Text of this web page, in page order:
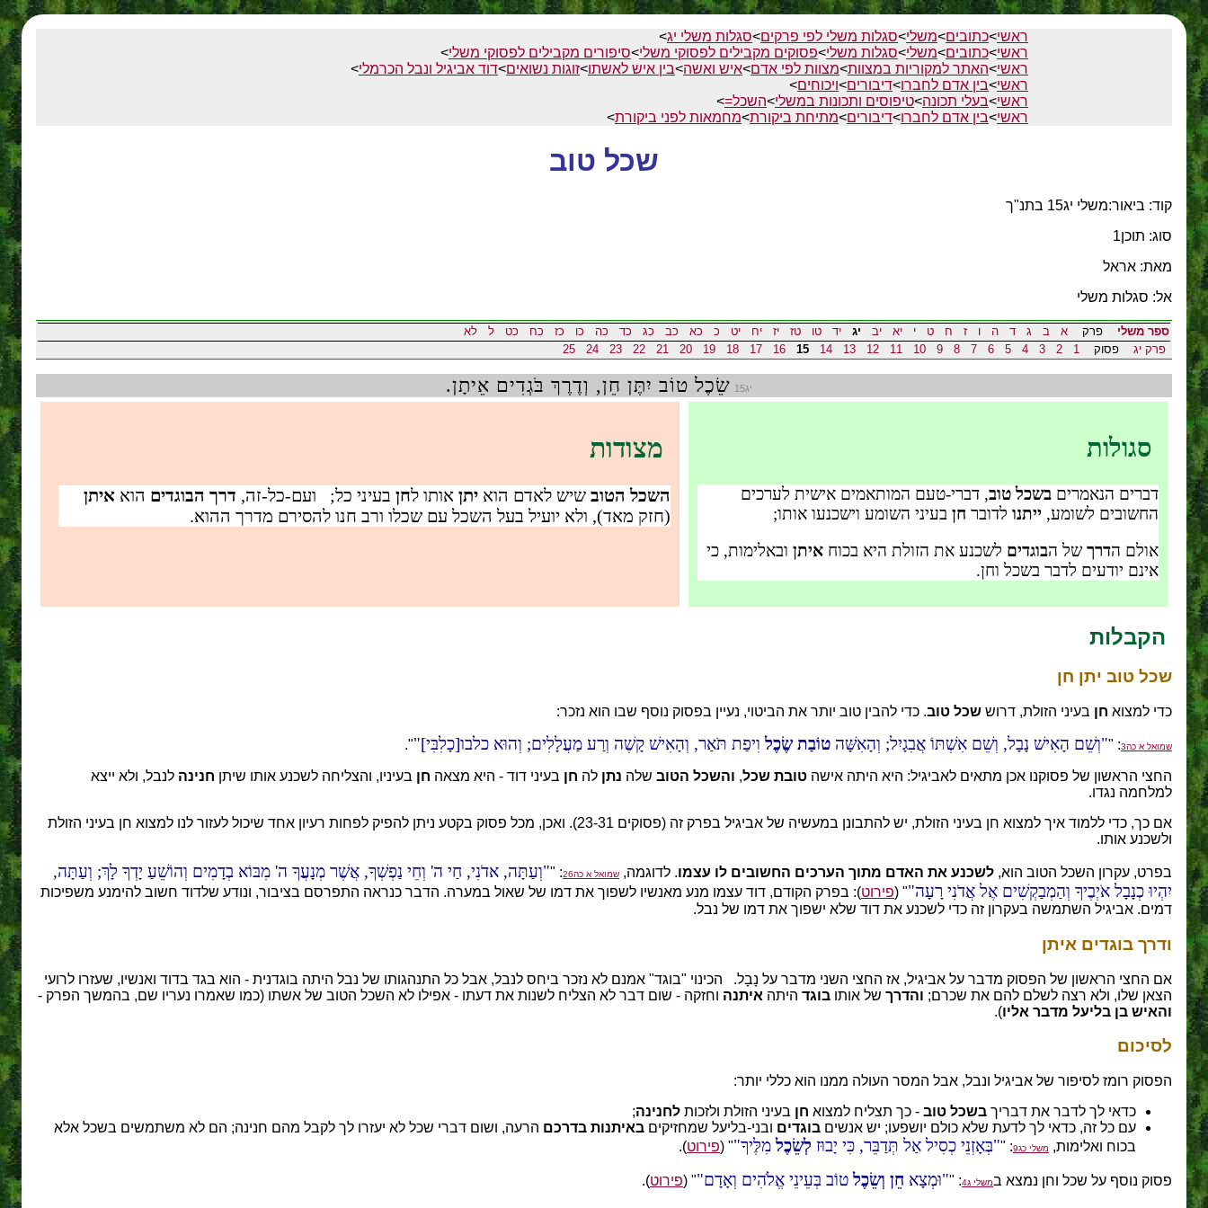
ראשי>כתובים>משלי>סגלות משלי לפי פרקים>סגלות משלי יג>
ראשי>כתובים>משלי>סגלות משלי>פסוקים מקבילים לפסוקי משלי>סיפורים מקבילים לפסוקי משלי>
ראשי>האתר למקוריות במצוות>מצוות לפי אדם>איש ואשה>בין איש לאשתו>זוגות נשואים>דוד אביגיל ונבל הכרמלי>
ראשי>בין אדם לחברו>דיבורים>ויכוחים>
ראשי>בעלי תכונה>טיפוסים ותכונות במשלי>השכל=>
ראשי>בין אדם לחברו>דיבורים>מתיחת ביקורת>מחמאות לפני ביקורת>
שכל טוב
קוד: ביאור:משלי יג15 בתנ"ך
סוג: תוכן1
מאת: אראל
אל: סגלות משלי
ספר משלי פרק א ב ג ד ה ו ז ח ט י יא יב יג יד טו טז יז יח יט כ כא כב כג כד כה כו כז כח כט ל
לא
פרק יג פסוק 1
2
3
4
5
6
7
8
9
10
11
12
13
14
15
16
17
18
19
20
21
22
23
24
25
יג15 שֵׂכֶל טוֹב יִתֶּן חֵן, וְדֶרֶךְ בֹּגְדִים אֵיתָן.
סגולות
דברים הנאמרים בשכל טוב, דברי-טעם המותאמים אישית לערכים
החשובים לשומע, ייתנו לדובר חן בעיני השומע וישכנעו אותו;
אולם הדרךשל הבוגדים לשכנע את הזולת היא בכוח איתן ובאלימות, כי
אינם יודעים לדבר בשכל וחן.
מצודות
השכל הטוב שיש לאדם הוא יתן אותו לחן בעיני כל; ועם-כל-זה, דרך הבוגדים הוא איתן
(חזק מאד), ולא יועיל בעל השכל עם שכלו ורב חנו להסירם מדרך ההוא.
הקבלות
שכל טוב יתן חן
כדי למצוא חן בעיני הזולת, דרוש שכל טוב. כדי להבין טוב יותר את הביטוי, נעיין בפסוק נוסף שבו הוא נזכר:
שמואל א כה3 : " וְשֵׁם הָאִישׁ נָבָל, וְשֵׁם אִשְׁתּוֹ אֲבִגָיִל; וְהָאִשָּׁה טוֹבַת שֶׂכֶל וִיפַת תֹּאַר, וְהָאִישׁ קָשֶׁה וְרַע מַעֲלָלִים; וְהוּא כלבו[כָלִבִּי] ".
החצי הראשון של פסוקנו אכן מתאים לאביגיל: היא היתה אישה טובת שכל, והשכל הטוב שלה נתן לה חן בעיני דוד - היא מצאה חן בעיניו, והצליחה לשכנע אותו שיתן חנינה לנבל, ולא ייצא
למלחמה נגדו.
אם כך, כדי ללמוד איך למצוא חן בעיני הזולת, יש להתבונן במעשיה של אביגיל בפרק זה (פסוקים 23-31). ואכן, מכל פסוק בקטע ניתן להפיק לפחות רעיון אחד שיכול לעזור לנו למצוא חן בעיני הזולת
ולשכנע אותו.
בפרט, עקרון השכל הטוב הוא, לשכנע את האדם מתוך הערכים החשובים לו עצמו. לדוגמה, שמואל א כה26 : " וְעַתָּה, אדֹנִי, חַי ה' וְחֵי נַפְשְׁךָ, אֲשֶׁר מְנָעֲךָ ה' מִבּוֹא בְדָמִים וְהוֹשֵׁעַ יָדְךָ לָךְ; וְעַתָּה,
יִהְיוּ כְנָבָל אֹיְבֶיךָ וְהַמְבַקְשִׁים אֶל אֲדֹנִי רָעָה " (פירוט): בפרק הקודם, דוד עצמו מנע מאנשיו לשפוך את דמו של שאול במערה. הדבר כנראה התפרסם בציבור, ונודע שלדוד חשוב להימנע משפיכות
דמים. אביגיל השתמשה בעקרון זה כדי לשכנע את דוד שלא ישפוך את דמו של נבל.
ודרך בוגדים איתן
אם החצי הראשון של הפסוק מדבר על אביגיל, אז החצי השני מדבר על נָבָל. הכינוי "בוגד" אמנם לא נזכר ביחס לנבל, אבל כל התנהגותו של נבל היתה בוגדנית - הוא בגד בדוד ואנשיו, שעזרו לרועי
הצאן שלו, ולא רצה לשלם להם את שכרם; והדרך של אותו בוגד היתה איתנה וחזקה - שום דבר לא הצליח לשנות את דעתו - אפילו לא השכל הטוב של אשתו (כמו שאמרו נעריו שם, בהמשך הפרק -
והאיש בן בליעל מדבר אליו).
לסיכום
הפסוק רומז לסיפור של אביגיל ונבל, אבל המסר העולה ממנו הוא כללי יותר:
כדאי לך לדבר את דבריך בשכל טוב - כך תצליח למצוא חן בעיני הזולת ולזכות לחנינה;
עם כל זה, כדאי לך לדעת שלא כולם יושפעו; יש אנשים בוגדים ובני-בליעל שמחזיקים באיתנות בדרכם הרעה, ושום דברי שכל לא יעזרו לך לקבל מהם חנינה; הם לא משתמשים בשכל אלא
בכוח ואלימות, משלי כג9 : " בְּאָזְנֵי כְסִיל אַל תְּדַבֵּר, כִּי יָבוּז לְשֵׂכֶל מִלֶּיךָ " (פירוט).
פסוק נוסף על שכל וחן נמצא במשלי ג4 : " וּמְצָא חֵן וְשֵׂכֶל טוֹב בְּעֵינֵי אֱלֹהִים וְאָדָם " (פירוט).